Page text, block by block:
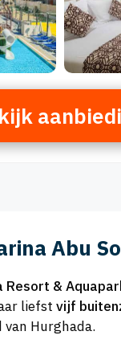
Abu
Resort &
liefst vijf
Hurghada.